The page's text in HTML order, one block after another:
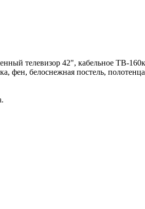
телевизор 42", кабельное ТВ-
фен, белоснежная постель,